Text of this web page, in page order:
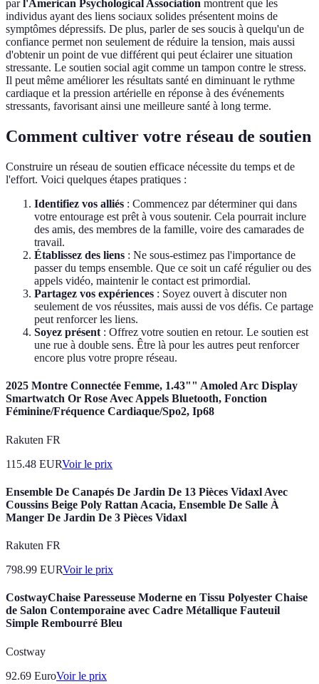
parl'American Psychological Association montrent que les
individus ayant des liens sociaux solides présentent moins de
symptômes dépressifs. De plus, parler de ses soucis à quelqu'un de
confiance permet non seulement de réduire la tension, mais aussi
d'obtenir un point de vue différent qui peut éclairer une situation
stressante. Le soutien social agit comme un tampon contre le stress.
Il peut même améliorer les résultats santé en diminuant le rythme
cardiaque et la pression artérielle en réponse à des événements
stressants, favorisant ainsi une meilleure santé à long terme.
Comment cultiver votre réseau de soutien
Construire un réseau de soutien efficace nécessite du temps et de
l'effort. Voici quelques étapes pratiques :
Identifiez vos alliés : Commencez par déterminer qui dans
votre entourage est prêt à vous soutenir. Cela pourrait inclure
des amis, des membres de la famille, voire des camarades de
travail.
Établissez des liens : Ne sous-estimez pas l'importance de
passer du temps ensemble. Que ce soit un café régulier ou des
appels vidéo, maintenir le contact est primordial.
Partagez vos expériences : Soyez ouvert à discuter non
seulement de vos réussites, mais aussi de vos défis. Ce partage
peut renforcer les liens.
Soyez présent : Offrez votre soutien en retour. Le soutien est
une rue à double sens. Être là pour les autres peut renforcer
encore plus votre propre réseau.
2025 Montre Connectée Femme, 1.43"" Amoled Arc Display
Smartwatch Or Rose Avec Appels Bluetooth, Fonction
Féminine/Fréquence Cardiaque/Spo2, Ip68
Rakuten FR
115.48 EURVoir le prix
Ensemble De Canapés De Jardin De 13 Pièces Vidaxl Avec
Coussins Beige Poly Rattan Acacia, Ensemble De Salle À
Manger De Jardin De 3 Pièces Vidaxl
Rakuten FR
798.99 EURVoir le prix
CostwayChaise Paresseuse Moderne en Tissu Polyester Chaise
de Salon Contemporaine avec Cadre Métallique Fauteuil
Simple Rembourré Bleu
Costway
92.69 EuroVoir le prix